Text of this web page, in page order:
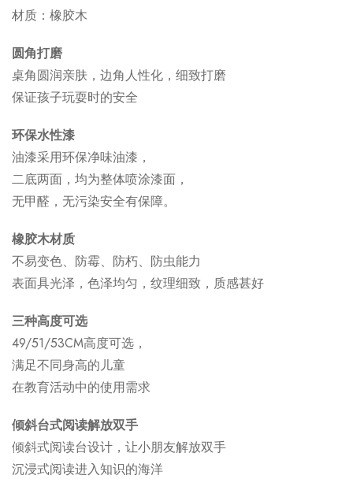
材质：橡胶木
圆角打磨
桌角圆润亲肤，边角人性化，细致打磨
保证孩子玩耍时的安全
环保水性漆
油漆采用环保净味油漆，
二底两面，均为整体喷涂漆面，
无甲醛，无污染安全有保障。
橡胶木材质
不易变色、防霉、防朽、防虫能力
表面具光泽，色泽均匀，纹理细致，质感甚好
三种高度可选
49/51/53CM高度可选，
满足不同身高的儿童
在教育活动中的使用需求
倾斜台式阅读解放双手
倾斜式阅读台设计，让小朋友解放双手
沉浸式阅读进入知识的海洋